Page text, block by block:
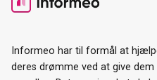
Informeo har til formål at
deres drømme ved at give